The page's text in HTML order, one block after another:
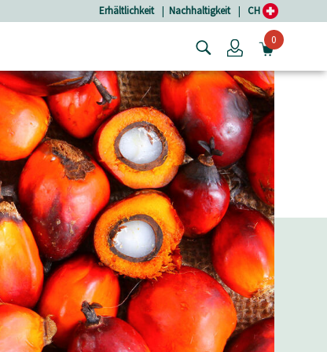
Erhältlichkeit | Nachhaltigkeit | CH
Login0